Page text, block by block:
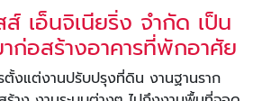
เอ็นจิเนียริ่ง จำกัด เป็น
ก่อสร้างอาคารที่พักอาศัย
ตั้งแต่งานปรับปรุงที่ดิน งานฐานราก